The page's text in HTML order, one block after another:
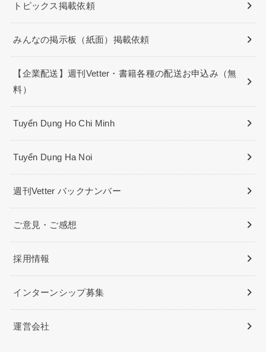
トピックス掲載依頼
みんなの掲示板（紙面）掲載依頼
【企業配送】週刊Vetter・書籍各種の配送お申込み（無
料）
Tuyển Dụng Ho Chi Minh
Tuyển Dụng Ha Noi
週刊Vetter バックナンバー
ご意見・ご感想
採用情報
インターンシップ募集
運営会社